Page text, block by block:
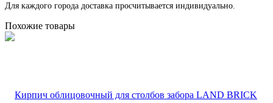
Для каждого города доставка просчитывается индивидуально.
Похожие товары